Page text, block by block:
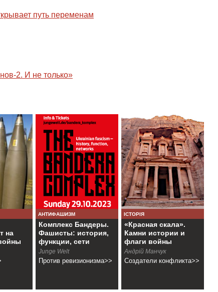
путь переменам
2. И не только»
на
АНТИФАШИЗМ
Комплекс Бандеры.
Фашисты: история,
функции, сети
Junge Welt
Против ревизионизма>>
ІСТОРІЯ
«Красная скала».
Камни истории и
флаги войны
Андрій Манчук
Создатели конфликта>>